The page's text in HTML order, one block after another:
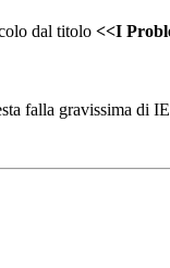
dal titolo <<I
falla gravissima di